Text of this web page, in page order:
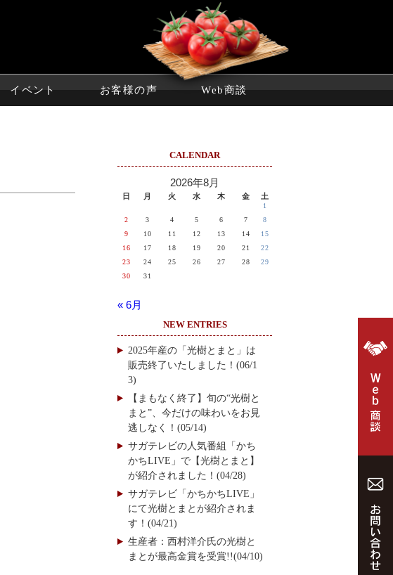
イベント お客様の声 Web商談
CALENDAR
2026年8月
日 月 火 水 木 金 土
1
2
3 4 5 6 7
8
9
10 11 12 13 14
15
16
17 18 19 20 21
22
23
24 25 26 27 28
29
30
31
« 6月
NEW ENTRIES
2025年産の「光樹とまと」は
販売終了いたしました！(06/1
3)
【まもなく終了】旬の“光樹と
まと”、今だけの味わいをお見
逃しなく！(05/14)
サガテレビの人気番組「かち
かちLIVE」で【光樹とまと】
が紹介されました！(04/28)
サガテレビ「かちかちLIVE」
にて光樹とまとが紹介されま
す！(04/21)
生産者：西村洋介氏の光樹と
まとが最高金賞を受賞!!(04/10)